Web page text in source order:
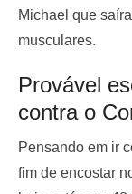
Michael que
musculares.
Provável
contra o
Pensando em ir
fim de encostar